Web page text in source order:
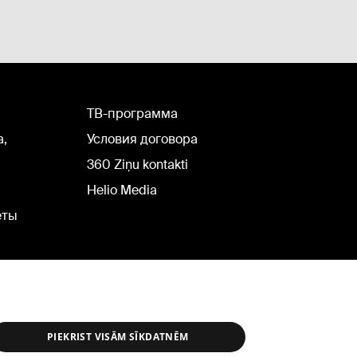
TВ-программа
Условия договора
360 Ziņu kontakti
Helio Media
PIEKRIST VISĀM SĪKDATNĒM